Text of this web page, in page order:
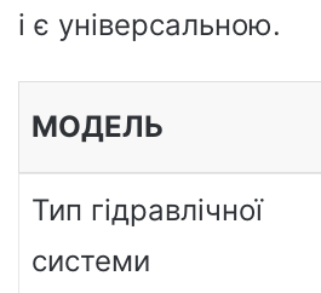
і є універсальною.
МОДЕЛЬ
Тип гідравлічної
системи